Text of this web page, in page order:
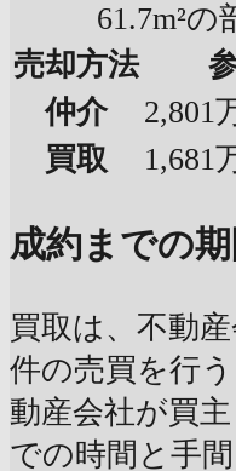
61.7m²
売却方法
仲介
2,801
買取
1,681
成約までの
買取は、不動
件の売買を行
動産会社が買
での時間と手